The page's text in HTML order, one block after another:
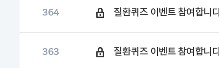
364 질환퀴즈 이벤트 참여합니
363 질환퀴즈 이벤트 참여합니